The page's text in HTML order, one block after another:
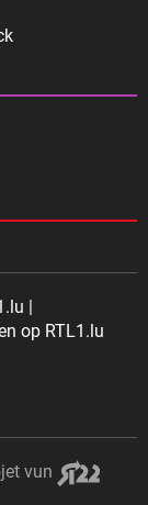
op RTL1.lu
vun